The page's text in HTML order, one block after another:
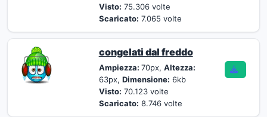
Visto: 75.306 volte
Scaricato: 7.065 volte
congelati dal freddo
Ampiezza: 70px, Altezza:
63px, Dimensione: 6kb
Visto: 70.123 volte
Scaricato: 8.746 volte